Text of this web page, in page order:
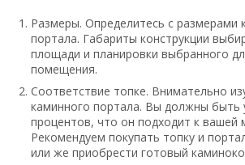
Размеры. Определитесь с размерами
портала. Габариты конструкции
площади и планировки выбранного
помещения.
Соответствие топке. Внимательно
каминного портала. Вы должны быть
процентов, что он подходит к вашей
Рекомендуем покупать топку и
или же приобрести готовый